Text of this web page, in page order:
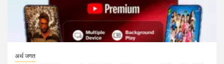
अर्थ जगत